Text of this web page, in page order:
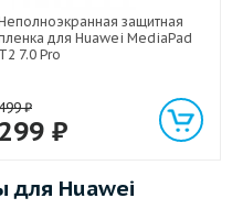
защитная
для Huawei MediaPad
T2 7.0 Pro
₽
299 ₽
для Huawei